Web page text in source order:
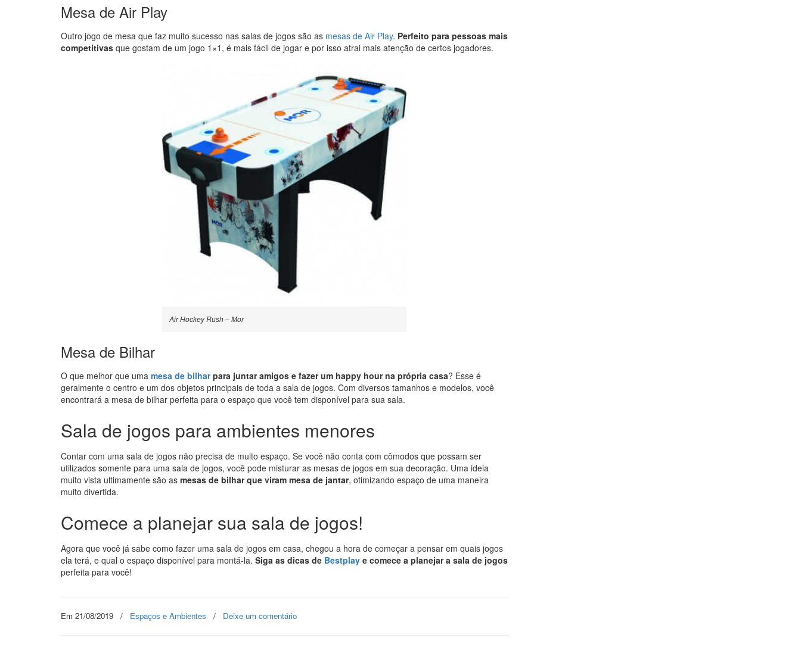
Mesa de Air Play
Outro jogo de mesa que faz muito sucesso nas salas de jogos são as mesas de Air Play. Perfeito para pessoas mais
competitivas que gostam de um jogo 1×1, é mais fácil de jogar e por isso atrai mais atenção de certos jogadores.
Air Hockey Rush – Mor
Mesa de Bilhar
O que melhor que uma mesa de bilharpara juntar amigos e fazer um happy hour na própria casa? Esse é
geralmente o centro e um dos objetos principais de toda a sala de jogos. Com diversos tamanhos e modelos, você
encontrará a mesa de bilhar perfeita para o espaço que você tem disponível para sua sala.
Sala de jogos para ambientes menores
Contar com uma sala de jogos não precisa de muito espaço. Se você não conta com cômodos que possam ser
utilizados somente para uma sala de jogos, você pode misturar as mesas de jogos em sua decoração. Uma ideia
muito vista ultimamente são as mesas de bilhar que viram mesa de jantar, otimizando espaço de uma maneira
muito divertida.
Comece a planejar sua sala de jogos!
Agora que você já sabe como fazer uma sala de jogos em casa, chegou a hora de começar a pensar em quais jogos
ela terá, e qual o espaço disponível para montá-la. Siga as dicas de Bestplay e comece a planejar a sala de jogos
perfeita para você!
Em 21/08/2019 / Espaços e Ambientes / Deixe um comentário